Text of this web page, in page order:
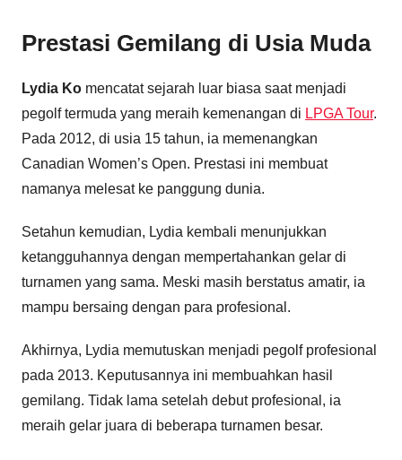
Prestasi Gemilang di Usia Muda
Lydia Ko mencatat sejarah luar biasa saat menjadi
pegolf termuda yang meraih kemenangan di LPGA Tour.
Pada 2012, di usia 15 tahun, ia memenangkan
Canadian Women’s Open. Prestasi ini membuat
namanya melesat ke panggung dunia.
Setahun kemudian, Lydia kembali menunjukkan
ketangguhannya dengan mempertahankan gelar di
turnamen yang sama. Meski masih berstatus amatir, ia
mampu bersaing dengan para profesional.
Akhirnya, Lydia memutuskan menjadi pegolf profesional
pada 2013. Keputusannya ini membuahkan hasil
gemilang. Tidak lama setelah debut profesional, ia
meraih gelar juara di beberapa turnamen besar.